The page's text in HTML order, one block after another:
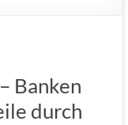
Banken
durch